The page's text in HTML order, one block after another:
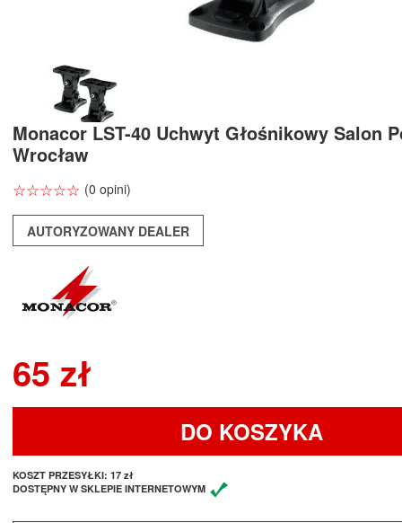
Monacor LST-40 Uchwyt Głośnikowy Salon
Wrocław
☆☆☆☆☆
★★★★★ (0 opini)
AUTORYZOWANY DEALER
65 zł
DO KOSZYKA
KOSZT PRZESYŁKI: 17 zł
DOSTĘPNY W SKLEPIE INTERNETOWYM